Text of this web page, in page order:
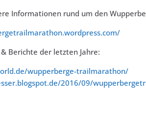
Informationen rund um den
Berichte der letzten Jahre:
wupperberge-trailmarathon/
2016/09/